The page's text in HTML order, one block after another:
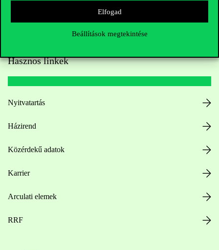
Elfogad
Beállítások megtekintése
Hasznos linkek
Nyitvatartás
Házirend
Közérdekű adatok
Karrier
Arculati elemek
RRF